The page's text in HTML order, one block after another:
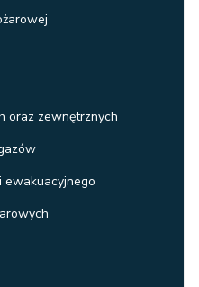
oraz zewnętrznych